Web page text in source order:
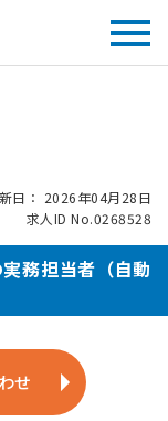
日： 2026年04月28日
求人ID No.0268528
務担当者（自動
せ